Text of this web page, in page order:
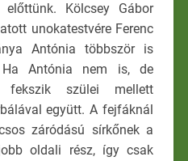
Kölcsey Gábor
unokatestvére Ferenc
Antónia többször is
Ha Antónia nem is, de
szülei mellett
együtt. A fejfáknál
záródású sírkőnek a
oldali rész, így csak